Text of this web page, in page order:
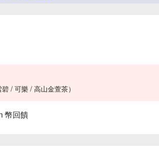
/ 可樂 / 高山金萱茶）
幣回饋